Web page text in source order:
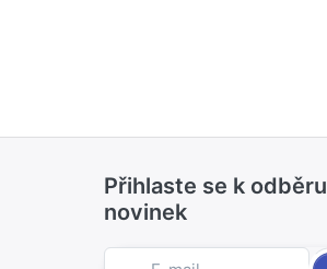
Přihlaste se k odběru
novinek